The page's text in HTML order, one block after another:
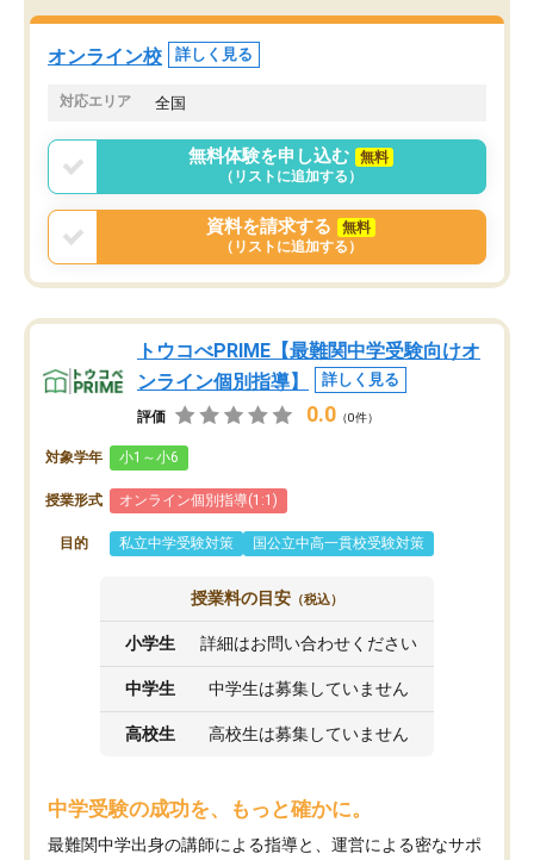
オンライン校 詳しく見る
対応エリア 全国
無料体験を申し込む
無料
（リストに追加する）
資料を請求する
無料
（リストに追加する）
トウコべPRIME【最難関中学受験向けオ
ンライン個別指導】
詳しく見る
評価 0.0 （0件）
対象学年 小1～小6
授業形式 オンライン個別指導(1:1)
目的 私立中学受験対策 国公立中高一貫校受験対策
授業料の目安 （税込）
小学生 詳細はお問い合わせください
中学生 中学生は募集していません
高校生 高校生は募集していません
中学受験の成功を、もっと確かに。
最難関中学出身の講師による指導と、運営による密なサポ